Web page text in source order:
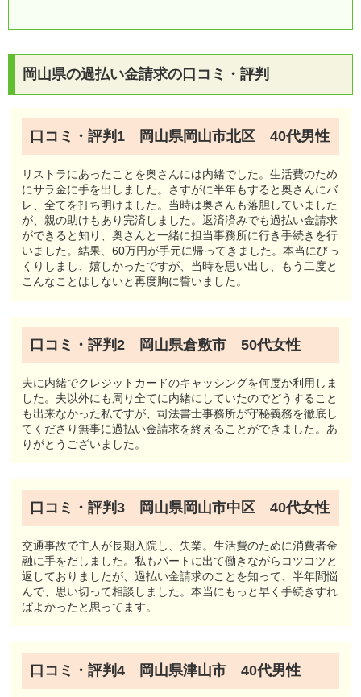
岡山県で過払い金請求の相談ができる司法書士事務所一覧
岡山県の過払い金請求シミュレーション
岡山県の過払い金請求の特徴と動向
岡山県の法律事務所以外の過払い金請求相談窓口一覧
岡山県の過払い金請求についてのよくある質問
岡山県で多い過払い金請求について
岡山県の過払い金請求の口コミ・評判
口コミ・評判1 岡山県岡山市北区 40代男性
リストラにあったことを奥さんには内緒でした。生活費のため
にサラ金に手を出しました。さすがに半年もすると奥さんにバ
レ、全てを打ち明けました。当時は奥さんも落胆していました
が、親の助けもあり完済しました。返済済みでも過払い金請求
ができると知り、奥さんと一緒に担当事務所に行き手続きを行
いました。結果、60万円が手元に帰ってきました。本当にびっ
くりしまし、嬉しかったですが、当時を思い出し、もう二度と
こんなことはしないと再度胸に誓いました。
口コミ・評判2 岡山県倉敷市 50代女性
夫に内緒でクレジットカードのキャッシングを何度か利用しま
した。夫以外にも周り全てに内緒にしていたのでどうすること
も出来なかった私ですが、司法書士事務所が守秘義務を徹底し
てくださり無事に過払い金請求を終えることができました。あ
りがとうございました。
口コミ・評判3 岡山県岡山市中区 40代女性
交通事故で主人が長期入院し、失業。生活費のために消費者金
融に手をだしました。私もパートに出て働きながらコツコツと
返しておりましたが、過払い金請求のことを知って、半年間悩
んで、思い切って相談しました。本当にもっと早く手続きすれ
ばよかったと思ってます。
口コミ・評判4 岡山県津山市 40代男性